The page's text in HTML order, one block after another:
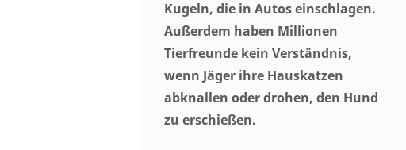
Kugeln, die in Autos einschlagen.
Außerdem haben Millionen
Tierfreunde kein Verständnis,
wenn Jäger ihre Hauskatzen
abknallen oder drohen, den Hund
zu erschießen.